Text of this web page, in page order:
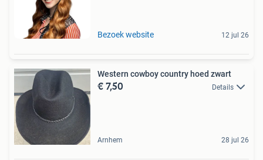
Bezoek website 12 jul 26
Western cowboy country hoed zwart
€ 7,50 Details
Arnhem 28 jul 26